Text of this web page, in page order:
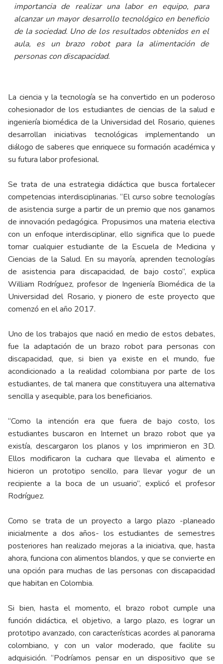
importancia de realizar una labor en equipo, para
alcanzar un mayor desarrollo tecnológico en beneficio
de la sociedad. Uno de los resultados obtenidos en el
aula, es un brazo robot para la alimentación de
personas con discapacidad.
La ciencia y la tecnología se ha convertido en un poderoso
cohesionador de los estudiantes de ciencias de la salud e
ingeniería biomédica de la Universidad del Rosario, quienes
desarrollan iniciativas tecnológicas implementando un
diálogo de saberes que enriquece su formación académica y
su futura labor profesional.
Se trata de una estrategia didáctica que busca fortalecer
competencias interdisciplinarias. “El curso sobre tecnologías
de asistencia surge a partir de un premio que nos ganamos
de innovación pedagógica. Propusimos una materia electiva
con un enfoque interdisciplinar, ello significa que lo puede
tomar cualquier estudiante de la Escuela de Medicina y
Ciencias de la Salud. En su mayoría, aprenden tecnologías
de asistencia para discapacidad, de bajo costo”, explica
William Rodríguez, profesor de Ingeniería Biomédica de la
Universidad del Rosario, y pionero de este proyecto que
comenzó en el año 2017.
Uno de los trabajos que nació en medio de estos debates,
fue la adaptación de un brazo robot para personas con
discapacidad, que, si bien ya existe en el mundo, fue
acondicionado a la realidad colombiana por parte de los
estudiantes, de tal manera que constituyera una alternativa
sencilla y asequible, para los beneficiarios.
“Como la intención era que fuera de bajo costo, los
estudiantes buscaron en Internet un brazo robot que ya
existía, descargaron los planos y los imprimieron en 3D.
Ellos modificaron la cuchara que llevaba el alimento e
hicieron un prototipo sencillo, para llevar yogur de un
recipiente a la boca de un usuario”, explicó el profesor
Rodríguez.
Como se trata de un proyecto a largo plazo -planeado
inicialmente a dos años- los estudiantes de semestres
posteriores han realizado mejoras a la iniciativa, que, hasta
ahora, funciona con alimentos blandos, y que se convierte en
una opción para muchas de las personas con discapacidad
que habitan en Colombia.
Si bien, hasta el momento, el brazo robot cumple una
función didáctica, el objetivo, a largo plazo, es lograr un
prototipo avanzado, con características acordes al panorama
colombiano, y con un valor moderado, que facilite su
adquisición. “Podríamos pensar en un dispositivo que se